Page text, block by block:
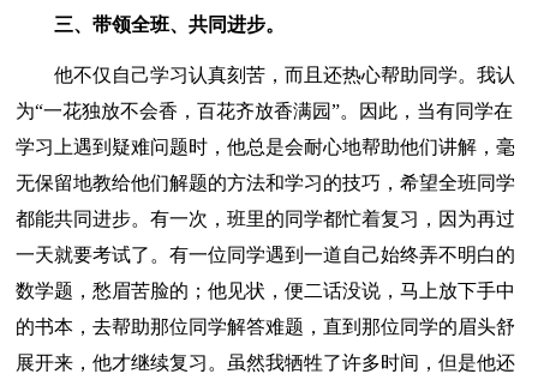
三、带领全班、共同进步。
他不仅自己学习认真刻苦，而且还热心帮助同学。我认
为“一花独放不会香，百花齐放香满园”。因此，当有同学在
学习上遇到疑难问题时，他总是会耐心地帮助他们讲解，毫
无保留地教给他们解题的方法和学习的技巧，希望全班同学
都能共同进步。有一次，班里的同学都忙着复习，因为再过
一天就要考试了。有一位同学遇到一道自己始终弄不明白的
数学题，愁眉苦脸的；他见状，便二话没说，马上放下手中
的书本，去帮助那位同学解答难题，直到那位同学的眉头舒
展开来，他才继续复习。虽然我牺牲了许多时间，但是他还